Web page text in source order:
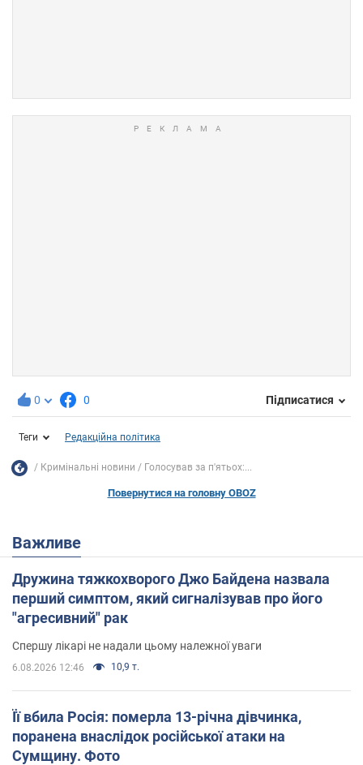
0 0 Підписатися
Теги Редакційна політика
Кримінальні новини Голосував за п'ятьох:...
Повернутися на головну OBOZ
Важливе
Дружина тяжкохворого Джо Байдена назвала
перший симптом, який сигналізував про його
"агресивний" рак
Спершу лікарі не надали цьому належної уваги
6.08.2026 12:46 10,9 т.
Її вбила Росія: померла 13-річна дівчинка,
поранена внаслідок російської атаки на
Сумщину. Фото